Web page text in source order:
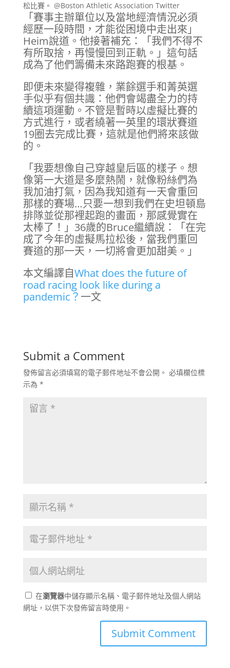
松比賽。 @Boston Athletic Association Twitter
「賽事主辦單位以及當地經濟情況必須
經歷一段時間，才能從困境中走出來」
Heim說道。他接著補充：「我們不得不
有所取捨，再慢慢回到正軌。」這句話
成為了他們籌備未來路跑賽的根基。
即便未來變得複雜，業餘選手和菁英選
手似乎有個共識：他們會竭盡全力的持
續這項運動。不管是暫時以虛擬比賽的
方式進行，或者繞著一英里的環狀賽道
19圈去完成比賽，這就是他們將來該做
的。
「我要想像自己穿越皇后區的樣子。想
像第一大道是多麼熱鬧，就像粉絲們為
我加油打氣，因為我知道有一天會重回
那樣的賽場…只要一想到我們在史坦頓島
排隊並從那裡起跑的畫面，那感覺實在
太棒了！」36歲的Bruce繼續說：「在完
成了今年的虛擬馬拉松後，當我們重回
賽道的那一天，一切將會更加甜美。」
本文編譯自What does the future of
road racing look like during a
pandemic？ 一文
Submit a Comment
發佈留言必須填寫的電子郵件地址不會公開。 必填欄位標
示為 *
在瀏覽器中儲存顯示名稱、電子郵件地址及個人網站
網址，以供下次發佈留言時使用。